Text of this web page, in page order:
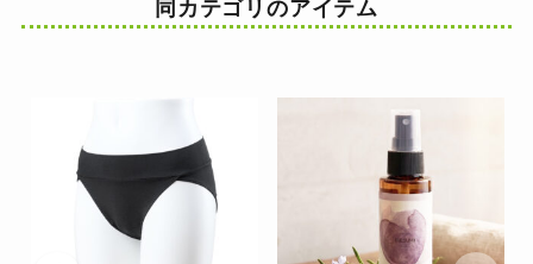
同カテゴリのアイテム